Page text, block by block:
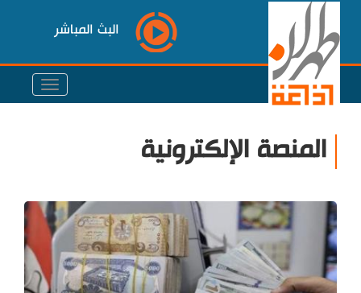
البث المباشر
المنصة الإلكترونية